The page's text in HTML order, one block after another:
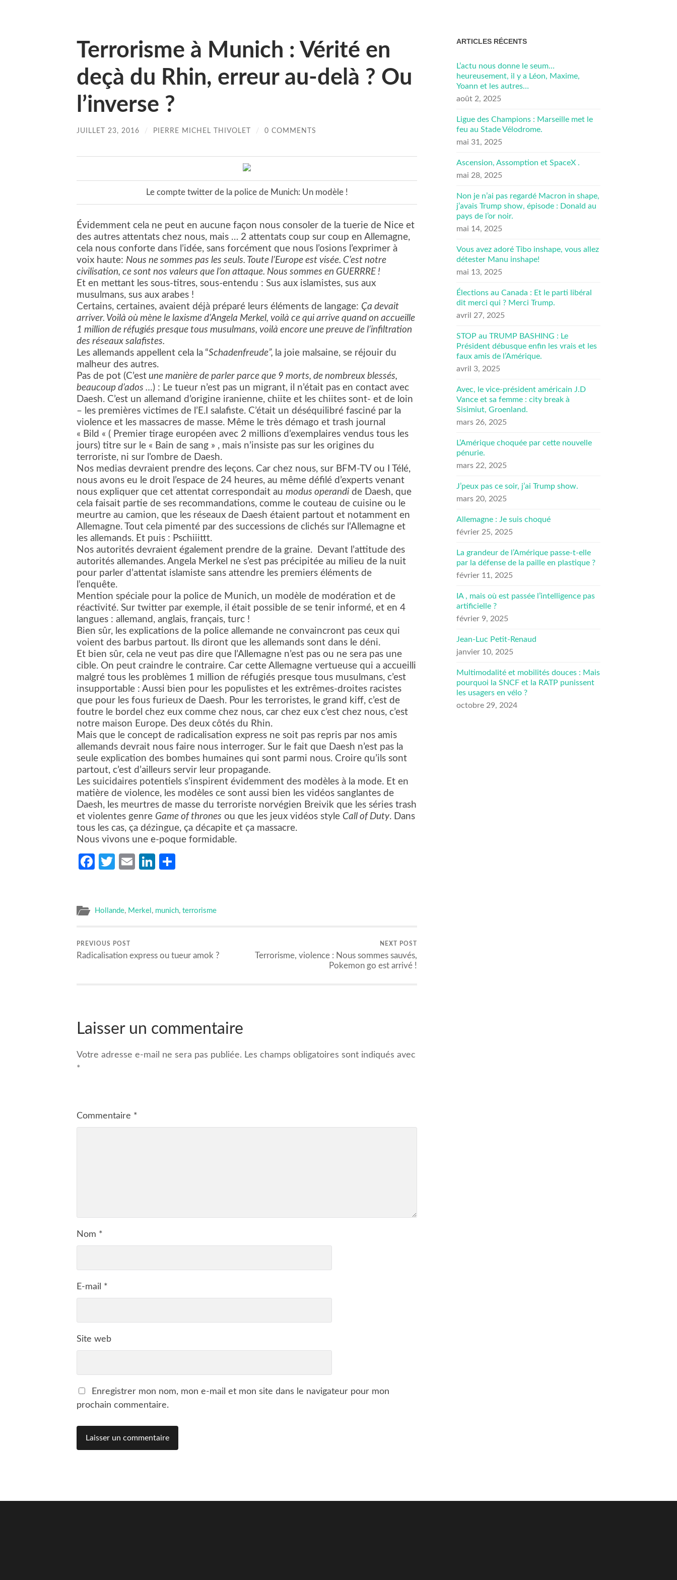
Terrorisme à Munich : Vérité en
deçà du Rhin, erreur au-delà ? Ou
l’inverse ?
JUILLET 23, 2016 / PIERRE MICHEL THIVOLET / 0 COMMENTS
Le compte twitter de la police de Munich: Un modèle !
Évidemment cela ne peut en aucune façon nous consoler de la tuerie de Nice et
des autres attentats chez nous, mais … 2 attentats coup sur coup en Allemagne,
cela nous conforte dans l’idée, sans forcément que nous l’osions l’exprimer à
voix haute: Nous ne sommes pas les seuls. Toute l’Europe est visée. C’est notre
civilisation, ce sont nos valeurs que l’on attaque. Nous sommes en GUERRRE !
Et en mettant les sous-titres, sous-entendu : Sus aux islamistes, sus aux
musulmans, sus aux arabes !
Certains, certaines, avaient déjà préparé leurs éléments de langage: Ça devait
arriver. Voilà où mène le laxisme d’Angela Merkel, voilà ce qui arrive quand on accueille
1 million de réfugiés presque tous musulmans, voilà encore une preuve de l’infiltration
des réseaux salafistes.
Les allemands appellent cela la “Schadenfreude”, la joie malsaine, se réjouir du
malheur des autres.
Pas de pot (C’est une manière de parler parce que 9 morts, de nombreux blessés,
beaucoup d’ados …) : Le tueur n’est pas un migrant, il n’était pas en contact avec
Daesh. C’est un allemand d’origine iranienne, chiite et les chiites sont- et de loin
– les premières victimes de l’E.I salafiste. C’était un déséquilibré fasciné par la
violence et les massacres de masse. Même le très démago et trash journal
« Bild « ( Premier tirage européen avec 2 millions d’exemplaires vendus tous les
jours) titre sur le « Bain de sang » , mais n’insiste pas sur les origines du
terroriste, ni sur l’ombre de Daesh.
Nos medias devraient prendre des leçons. Car chez nous, sur BFM-TV ou I Télé,
nous avons eu le droit l’espace de 24 heures, au même défilé d’experts venant
nous expliquer que cet attentat correspondait au modus operandi de Daesh, que
cela faisait partie de ses recommandations, comme le couteau de cuisine ou le
meurtre au camion, que les réseaux de Daesh étaient partout et notamment en
Allemagne. Tout cela pimenté par des successions de clichés sur l’Allemagne et
les allemands. Et puis : Pschiiittt.
Nos autorités devraient également prendre de la graine.
Devant l’attitude des
autorités allemandes. Angela Merkel ne s’est pas précipitée au milieu de la nuit
pour parler d’attentat islamiste sans attendre les premiers éléments de
l’enquête.
Mention spéciale pour la police de Munich, un modèle de modération et de
réactivité. Sur twitter par exemple, il était possible de se tenir informé, et en 4
langues : allemand, anglais, français, turc !
Bien sûr, les explications de la police allemande ne convaincront pas ceux qui
voient des barbus partout. Ils diront que les allemands sont dans le déni.
Et bien sûr, cela ne veut pas dire que l’Allemagne n’est pas ou ne sera pas une
cible. On peut craindre le contraire. Car cette Allemagne vertueuse qui a accueilli
malgré tous les problèmes 1 million de réfugiés presque tous musulmans, c’est
insupportable : Aussi bien pour les populistes et les extrêmes-droites racistes
que pour les fous furieux de Daesh. Pour les terroristes, le grand kiff, c’est de
foutre le bordel chez eux comme chez nous, car chez eux c’est chez nous, c’est
notre maison Europe. Des deux côtés du Rhin.
Mais que le concept de radicalisation express ne soit pas repris par nos amis
allemands devrait nous faire nous interroger. Sur le fait que Daesh n’est pas la
seule explication des bombes humaines qui sont parmi nous. Croire qu’ils sont
partout, c’est d’ailleurs servir leur propagande.
Les suicidaires potentiels s’inspirent évidemment des modèles à la mode. Et en
matière de violence, les modèles ce sont aussi bien les vidéos sanglantes de
Daesh, les meurtres de masse du terroriste norvégien Breivik que les séries trash
et violentes genre Game of thrones ou que les jeux vidéos style Call of Duty. Dans
tous les cas, ça dézingue, ça décapite et ça massacre.
Nous vivons une e-poque formidable.
Facebook
Twitter
EmailLinkedIn
Hollande, Merkel , munich, terrorisme
PREVIOUS POST
Radicalisation express ou tueur amok ?
NEXT POST
Terrorisme, violence : Nous sommes sauvés,
Pokemon go est arrivé !
Laisser un commentaire
Votre adresse e-mail ne sera pas publiée. Les champs obligatoires sont indiqués avec
*
Commentaire *
Nom *
E-mail *
Site web
Enregistrer mon nom, mon e-mail et mon site dans le navigateur pour mon
prochain commentaire.
ARTICLES RÉCENTS
L’actu nous donne le seum…
heureusement, il y a Léon, Maxime,
Yoann et les autres…
août 2, 2025
Ligue des Champions : Marseille met le
feu au Stade Vélodrome.
mai 31, 2025
Ascension, Assomption et SpaceX .
mai 28, 2025
Non je n’ai pas regardé Macron in shape,
j’avais Trump show, épisode : Donald au
pays de l’or noir.
mai 14, 2025
Vous avez adoré Tibo inshape, vous allez
détester Manu inshape!
mai 13, 2025
Élections au Canada : Et le parti libéral
dit merci qui ? Merci Trump.
avril 27, 2025
STOP au TRUMP BASHING : Le
Président débusque enfin les vrais et les
faux amis de l’Amérique.
avril 3, 2025
Avec, le vice-président américain J.D
Vance et sa femme : city break à
Sisimiut, Groenland.
mars 26, 2025
L’Amérique choquée par cette nouvelle
pénurie.
mars 22, 2025
J’peux pas ce soir, j’ai Trump show.
mars 20, 2025
Allemagne : Je suis choqué
février 25, 2025
La grandeur de l’Amérique passe-t-elle
par la défense de la paille en plastique ?
février 11, 2025
IA , mais où est passée l’intelligence pas
artificielle ?
février 9, 2025
Jean-Luc Petit-Renaud
janvier 10, 2025
Multimodalité et mobilités douces : Mais
pourquoi la SNCF et la RATP punissent
les usagers en vélo ?
octobre 29, 2024